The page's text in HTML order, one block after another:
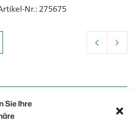
Sie Ihre
Nr.: 275675
Kontakt
Kontakt